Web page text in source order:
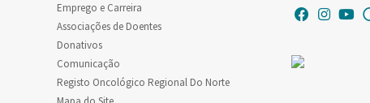
Emprego e Carreira
Associações de Doentes
Donativos
Comunicação
Registo Oncológico Regional Do Norte